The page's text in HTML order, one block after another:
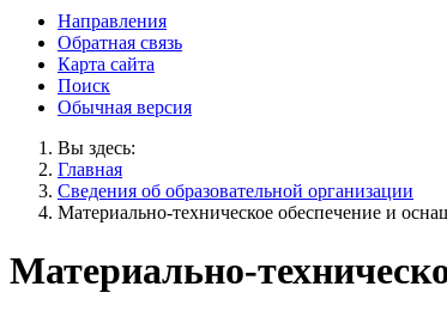
Направления
Обратная связь
Карта сайта
Поиск
Обычная версия
Вы здесь:
Главная
Сведения об образовательной организации
Материально-техническое обеспечение и
Материально-